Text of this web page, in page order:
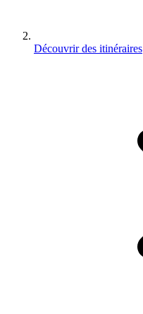
Découvrir des itinéraires